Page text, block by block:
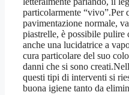
particolarmente “vivo”.Per
pavimentazione normale,
piastrelle, è possibile
anche una lucidatrice a
cura particolare del suo
danni che si sono
questi tipi di interventi si
buona igiene tanto da